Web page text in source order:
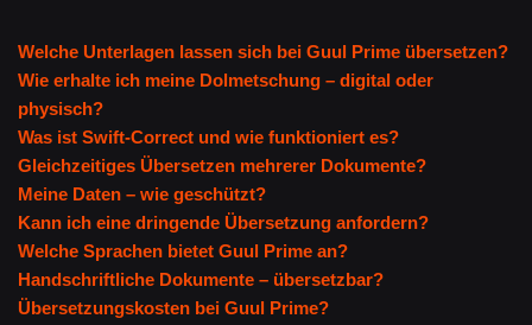
Welche Unterlagen lassen sich bei Guul Prime übersetzen?
Wie erhalte ich meine Dolmetschung – digital oder
physisch?
Was ist Swift-Correct und wie funktioniert es?
Gleichzeitiges Übersetzen mehrerer Dokumente?
Meine Daten – wie geschützt?
Kann ich eine dringende Übersetzung anfordern?
Welche Sprachen bietet Guul Prime an?
Handschriftliche Dokumente – übersetzbar?
Übersetzungskosten bei Guul Prime?